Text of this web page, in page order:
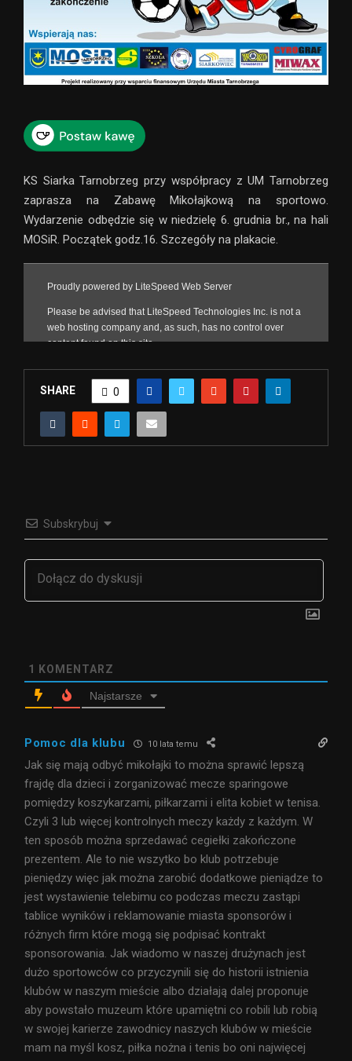
KS Siarka Tarnobrzeg przy współpracy z UM Tarnobrzeg
zaprasza na Zabawę Mikołajkową na sportowo.
Wydarzenie odbędzie się w niedzielę 6. grudnia br., na hali
MOSiR. Początek godz.16. Szczegóły na plakacie.
SHARE 0
Subskrybuj
1 KOMENTARZ
Najstarsze
Pomoc dla klubu 10 lata temu
Jak się mają odbyć mikołajki to można sprawić lepszą
frajdę dla dzieci i zorganizować mecze sparingowe
pomiędzy koszykarzami, piłkarzami i elita kobiet w tenisa.
Czyli 3 lub więcej kontrolnych meczy każdy z każdym. W
ten sposób można sprzedawać cegiełki zakończone
prezentem. Ale to nie wszytko bo klub potrzebuje
pieniędzy więc jak można zarobić dodatkowe pieniądze to
jest wystawienie telebimu co podczas meczu zastąpi
tablice wyników i reklamowanie miasta sponsorów i
różnych firm które mogą się podpisać kontrakt
sponsorowania. Jak wiadomo w naszej drużynach jest
dużo sportowców co przyczynili się do historii istnienia
klubów w naszym mieście albo działają dalej proponuje
aby powstało muzeum które upamiętni co robili lub robią
w swojej karierze zawodnicy naszych klubów w mieście
mam na myśl kosz, piłka nożna i tenis bo oni najwięcej